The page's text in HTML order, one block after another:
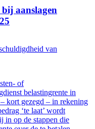
aanslagen
van
of
belastingrente in
kort gezegd – in rekening
‘te laat’ wordt
in op de stappen die